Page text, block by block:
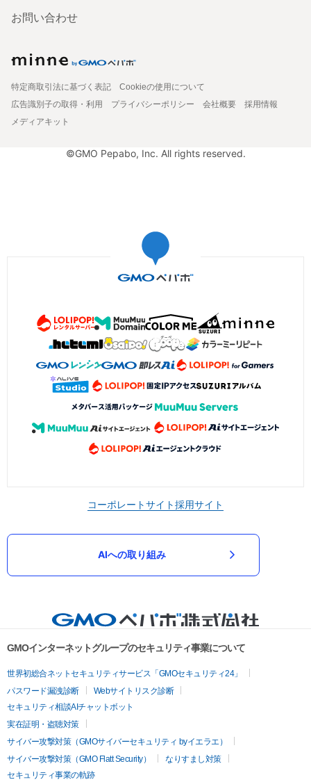
お問い合わせ
特定商取引法に基づく表記
Cookieの使用について
広告識別子の取得・利用
プライバシーポリシー 会社概要
採用情報
メディアキット
©GMO Pepabo, Inc. All rights reserved.
コーポレートサイト採用サイト
AIへの取り組み
GMOインターネットグループのセキュリティ事業について
世界初総合ネットセキュリティサービス「GMOセキュリティ24」
パスワード漏洩診断
Webサイトリスク診断
セキュリティ相談AIチャットボット
実在証明・盗聴対策
サイバー攻撃対策（GMOサイバーセキュリティ byイエラエ）
サイバー攻撃対策（GMO Flatt Security）
なりすまし対策
セキュリティ事業の軌跡